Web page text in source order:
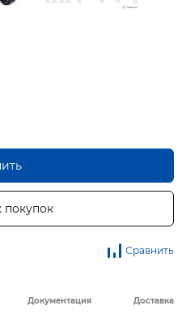
покупок
Сравнить
Документация Доставка